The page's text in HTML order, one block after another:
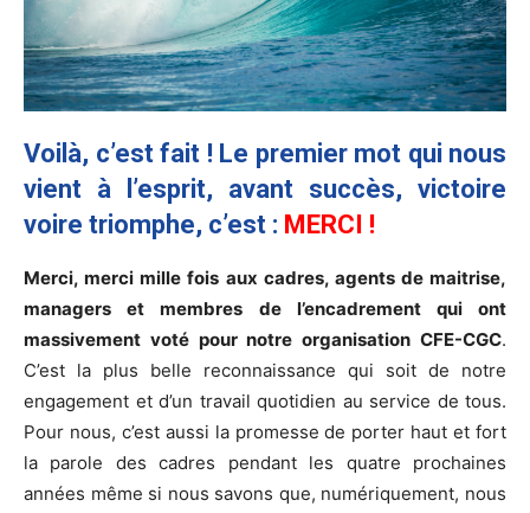
Voilà, c’est fait ! Le premier mot qui nous
vient à l’esprit, avant succès, victoire
voire triomphe, c’est : MERCI !
Merci, merci mille fois aux cadres, agents de maitrise,
managers et membres de l’encadrement qui ont
massivement voté pour notre organisation CFE-CGC.
C’est la plus belle reconnaissance qui soit de notre
engagement et d’un travail quotidien au service de tous.
Pour nous, c’est aussi la promesse de porter haut et fort
la parole des cadres pendant les quatre prochaines
années même si nous savons que, numériquement, nous